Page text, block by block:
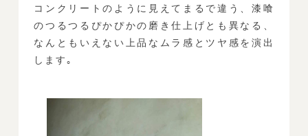
コンクリートのように見えてまるで違う、漆喰
のつるつるぴかぴかの磨き仕上げとも異なる、
なんともいえない上品なムラ感とツヤ感を演出
します｡